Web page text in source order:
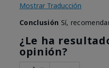
Mostrar Traducción
Conclusión Sí,
¿Le ha
opinión?